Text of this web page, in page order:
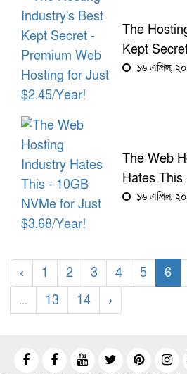
The
Kept
Hosting
১৬ এপ্রিল,
The Web
Hates
Just $3.68/
১৬ এপ্রিল,
‹ 1 2 3 4 5 6
...
13 14 ›